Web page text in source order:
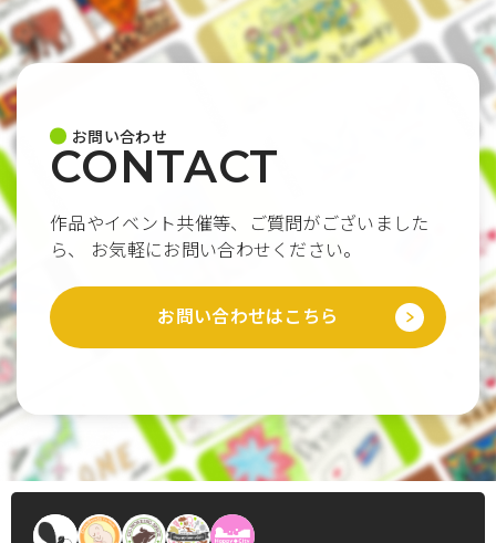
お問い合わせ
CONTACT
作品やイベント共催等、ご質問がございました
ら、
お気軽にお問い合わせください。
お問い合わせはこちら